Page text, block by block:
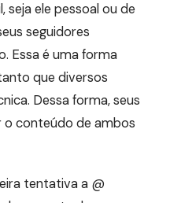
ele pessoal ou de
seguidores
Essa é uma forma
que diversos
Dessa forma, seus
o conteúdo de ambos
tentativa a @